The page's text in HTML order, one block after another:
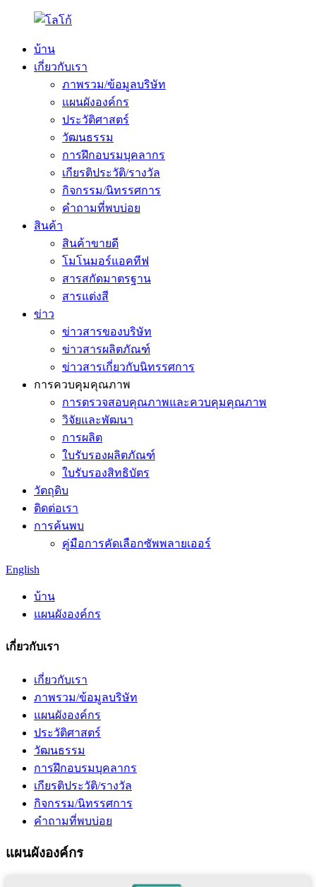
บ้าน
เกี่ยวกับเรา
ภาพรวม/ข้อมูลบริษัท
แผนผังองค์กร
ประวัติศาสตร์
วัฒนธรรม
การฝึกอบรมบุคลากร
เกียรติประวัติ/รางวัล
กิจกรรม/นิทรรศการ
คำถามที่พบบ่อย
สินค้า
สินค้าขายดี
โมโนมอร์แอคทีฟ
สารสกัดมาตรฐาน
สารแต่งสี
ข่าว
ข่าวสารของบริษัท
ข่าวสารผลิตภัณฑ์
ข่าวสารเกี่ยวกับนิทรรศการ
การควบคุมคุณภาพ
การตรวจสอบคุณภาพและควบคุมคุณภาพ
วิจัยและพัฒนา
การผลิต
ใบรับรองผลิตภัณฑ์
ใบรับรองสิทธิบัตร
วัตถุดิบ
ติดต่อเรา
การค้นพบ
คู่มือการคัดเลือกซัพพลายเออร์
English
บ้าน
แผนผังองค์กร
เกี่ยวกับเรา
เกี่ยวกับเรา
ภาพรวม/ข้อมูลบริษัท
แผนผังองค์กร
ประวัติศาสตร์
วัฒนธรรม
การฝึกอบรมบุคลากร
เกียรติประวัติ/รางวัล
กิจกรรม/นิทรรศการ
คำถามที่พบบ่อย
แผนผังองค์กร